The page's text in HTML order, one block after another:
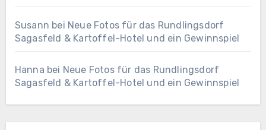
Susann bei Neue Fotos für das Rundlingsdorf
Sagasfeld & Kartoffel-Hotel und ein Gewinnspiel
Hanna bei Neue Fotos für das Rundlingsdorf
Sagasfeld & Kartoffel-Hotel und ein Gewinnspiel